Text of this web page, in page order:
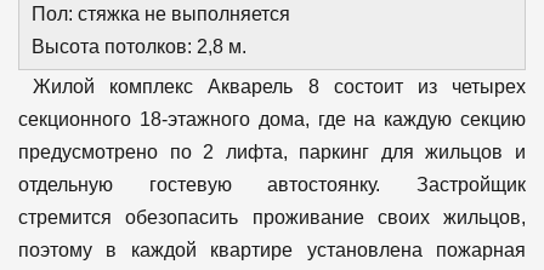
Пол: стяжка не выполняется
Высота потолков: 2,8 м.
Жилой комплекс Акварель 8 состоит из четырех
секционного 18-этажного дома, где на каждую секцию
предусмотрено по 2 лифта, паркинг для жильцов и
отдельную гостевую автостоянку. Застройщик
стремится обезопасить проживание своих жильцов,
поэтому в каждой квартире установлена пожарная